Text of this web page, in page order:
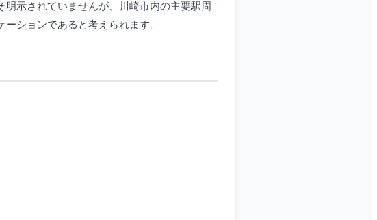
示されていませんが、川崎市内の主要駅周
ションであると考えられます。